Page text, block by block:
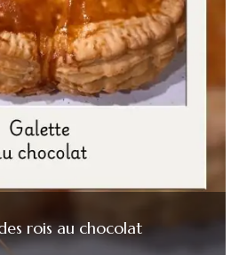
rois au chocolat